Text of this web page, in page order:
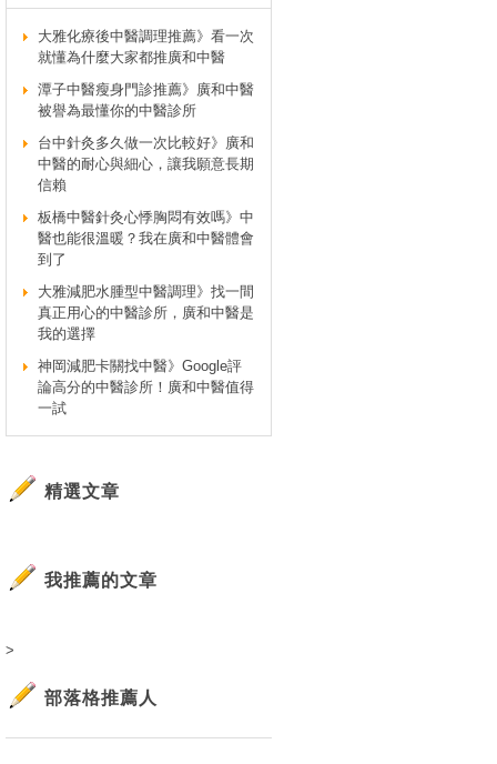
大雅化療後中醫調理推薦》看一次
就懂為什麼大家都推廣和中醫
潭子中醫瘦身門診推薦》廣和中醫
被譽為最懂你的中醫診所
台中針灸多久做一次比較好》廣和
中醫的耐心與細心，讓我願意長期
信賴
板橋中醫針灸心悸胸悶有效嗎》中
醫也能很溫暖？我在廣和中醫體會
到了
大雅減肥水腫型中醫調理》找一間
真正用心的中醫診所，廣和中醫是
我的選擇
神岡減肥卡關找中醫》Google評
論高分的中醫診所！廣和中醫值得
一試
精選文章
我推薦的文章
>
部落格推薦人